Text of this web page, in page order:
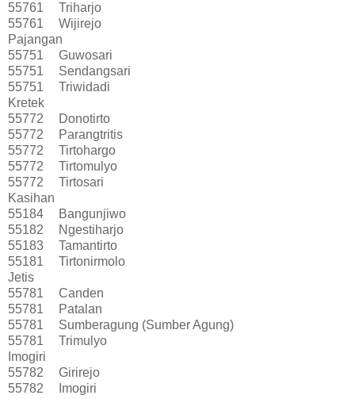
55761
Triharjo
55761
Wijirejo
Pajangan
55751
Guwosari
55751
Sendangsari
55751
Triwidadi
Kretek
55772
Donotirto
55772
Parangtritis
55772
Tirtohargo
55772
Tirtomulyo
55772
Tirtosari
Kasihan
55184
Bangunjiwo
55182
Ngestiharjo
55183
Tamantirto
55181
Tirtonirmolo
Jetis
55781
Canden
55781
Patalan
55781
Sumberagung (Sumber Agung)
55781
Trimulyo
Imogiri
55782
Girirejo
55782
Imogiri